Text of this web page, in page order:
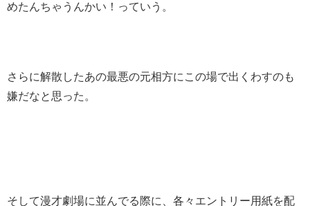
めたんちゃうんかい！っていう。
さらに解散したあの最悪の元相方にこの場で出くわすのも
嫌だなと思った。
そして漫才劇場に並んでる際に、各々エントリー用紙を配